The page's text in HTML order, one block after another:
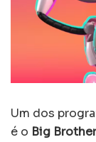
Um dos
é o Big